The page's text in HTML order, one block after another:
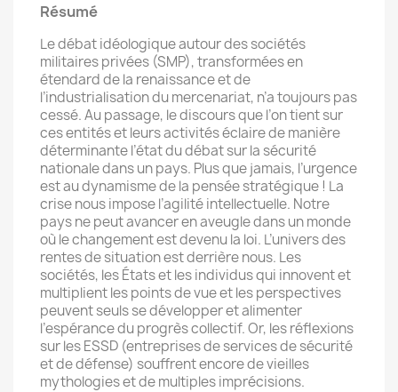
Résumé
Le débat idéologique autour des sociétés
militaires privées (SMP), transformées en
étendard de la renaissance et de
l’industrialisation du mercenariat, n’a toujours pas
cessé. Au passage, le discours que l’on tient sur
ces entités et leurs activités éclaire de manière
déterminante l’état du débat sur la sécurité
nationale dans un pays. Plus que jamais, l’urgence
est au dynamisme de la pensée stratégique ! La
crise nous impose l’agilité intellectuelle. Notre
pays ne peut avancer en aveugle dans un monde
où le changement est devenu la loi. L’univers des
rentes de situation est derrière nous. Les
sociétés, les États et les individus qui innovent et
multiplient les points de vue et les perspectives
peuvent seuls se développer et alimenter
l’espérance du progrès collectif. Or, les réflexions
sur les ESSD (entreprises de services de sécurité
et de défense) souffrent encore de vieilles
mythologies et de multiples imprécisions.